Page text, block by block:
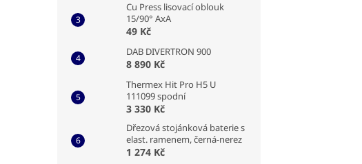
Cu Press lisovací oblouk
15/90° AxA
49 Kč
DAB DIVERTRON 900
8 890 Kč
Thermex Hit Pro H5 U
111099 spodní
3 330 Kč
Dřezová stojánková baterie s
elast. ramenem, černá-nerez
1 274 Kč